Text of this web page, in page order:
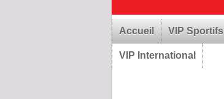
Accueil VIP Sportifs
VIP International